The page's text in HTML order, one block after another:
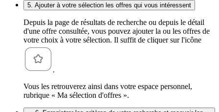
5. Ajouter à votre sélection les offres qui vous intéressent
Depuis la page de résultats de recherche ou depuis le détail
d'une offre consultée, vous pouvez ajouter la ou les offres de
votre choix à votre sélection. Il suffit de cliquer sur l'icône
.
Vous les retrouverez ainsi dans votre espace personnel,
rubrique « Ma sélection d'offres ».